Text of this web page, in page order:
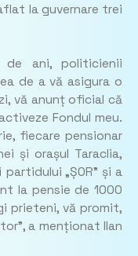
la guvernare trei
ani, politicienii
de a vă asigura o
vă anunț oficial că
Fondul meu.
fiecare pensionar
și orașul Taraclia,
„ȘOR” și a
la pensie de 1000
prieteni, vă promit,
a menționat Ilan